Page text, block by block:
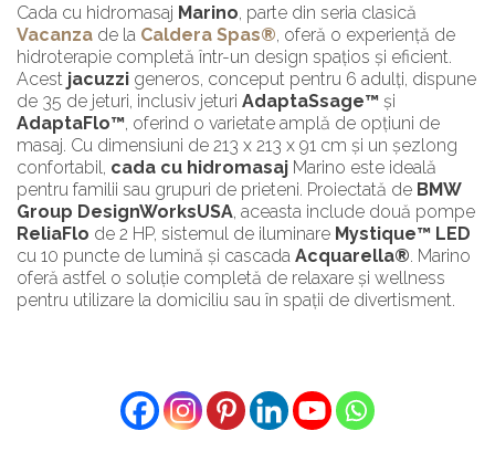
Cada cu hidromasaj Marino, parte din seria clasică
Vacanza de la Caldera Spas®, oferă o experiență de
hidroterapie completă într-un design spațios și eficient.
Acest jacuzzi generos, conceput pentru 6 adulți, dispune
de 35 de jeturi, inclusiv jeturi AdaptaSsage™ și
AdaptaFlo™, oferind o varietate amplă de opțiuni de
masaj. Cu dimensiuni de 213 x 213 x 91 cm și un șezlong
confortabil, cada cu hidromasaj Marino este ideală
pentru familii sau grupuri de prieteni. Proiectată de BMW
Group DesignWorksUSA, aceasta include două pompe
ReliaFlo de 2 HP, sistemul de iluminare Mystique™ LED
cu 10 puncte de lumină și cascada Acquarella®. Marino
oferă astfel o soluție completă de relaxare și wellness
pentru utilizare la domiciliu sau în spații de divertisment.